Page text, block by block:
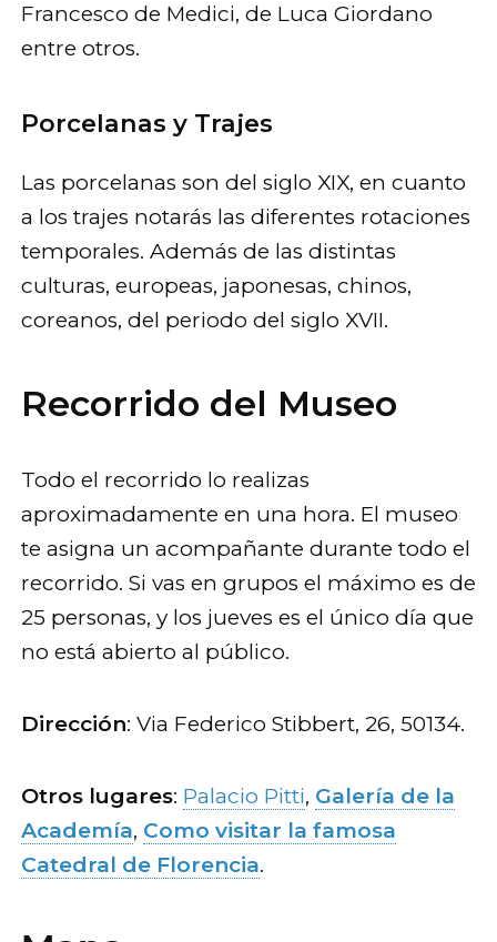
Francesco de Medici, de Luca Giordano
entre otros.
Porcelanas y Trajes
Las porcelanas son del siglo XIX, en cuanto
a los trajes notarás las diferentes rotaciones
temporales. Además de las distintas
culturas, europeas, japonesas, chinos,
coreanos, del periodo del siglo XVII.
Recorrido del Museo
Todo el recorrido lo realizas
aproximadamente en una hora. El museo
te asigna un acompañante durante todo el
recorrido. Si vas en grupos el máximo es de
25 personas, y los jueves es el único día que
no está abierto al público.
Dirección: Via Federico Stibbert, 26, 50134.
Otros lugares: Palacio Pitti, Galería de la
Academía, Como visitar la famosa
Catedral de Florencia.